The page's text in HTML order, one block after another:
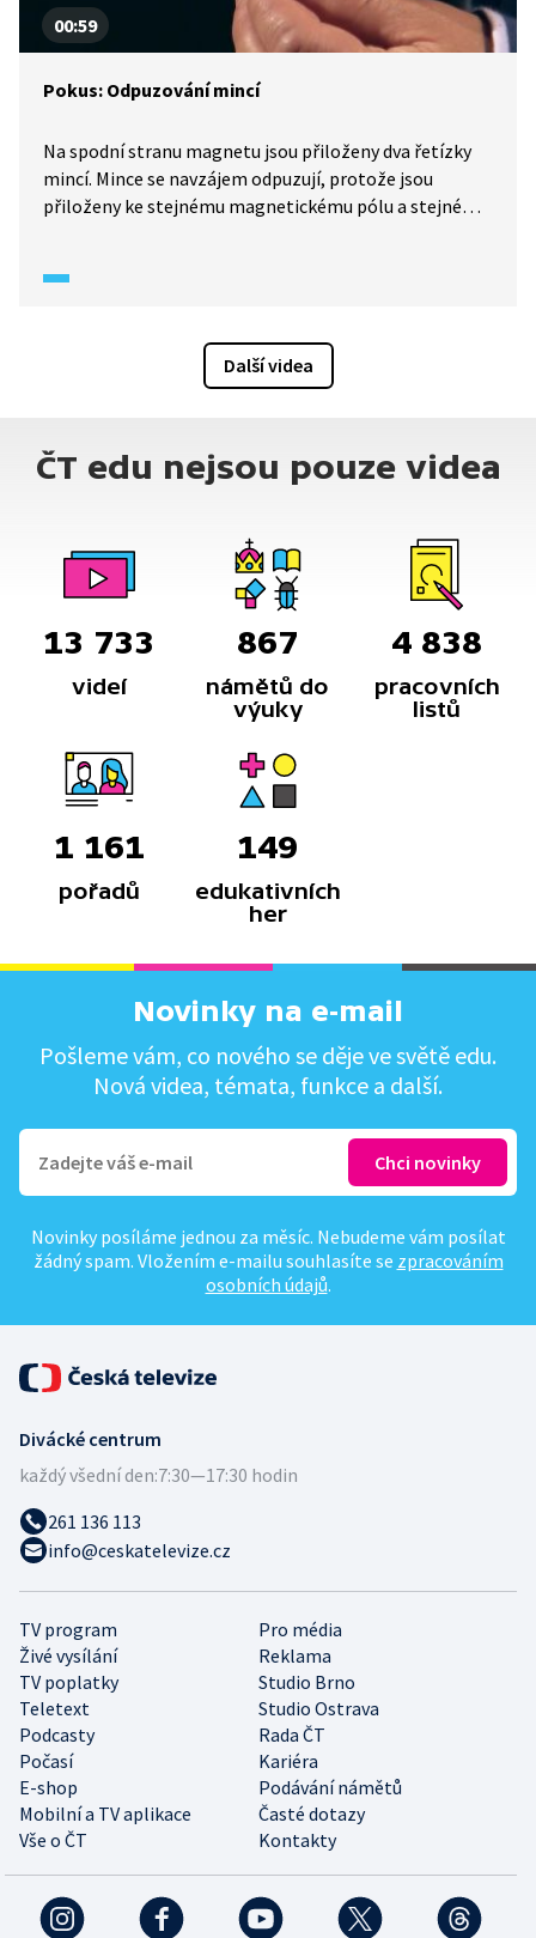
00:59
Pokus: Odpuzování mincí
Na spodní stranu magnetu jsou přiloženy dva řetízky
mincí. Mince se navzájem odpuzují, protože jsou
přiloženy ke stejnému magnetickému pólu a stejné
Další videa
ČT edu nejsou pouze videa
13 733
videí
867
námětů do
výuky
4 838
pracovních
listů
1 161
pořadů
149
edukativních
her
Novinky na e-mail
Pošleme vám, co nového se děje ve světě edu.
Nová videa, témata, funkce a další.
Novinky posíláme jednou za měsíc. Nebudeme vám posílat
žádný spam. Vložením e-mailu souhlasíte se zpracováním
osobních údajů.